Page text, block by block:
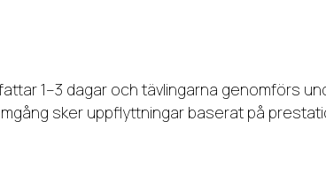
1–3 dagar och tävlingarna genomförs
sker uppflyttningar baserat på